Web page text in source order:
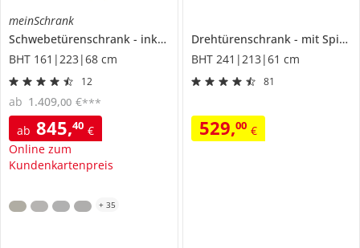
meinSchrank
Schwebetürenschrank
inklusive Zubehör
Regina
BHT 161|223|68 cm
12
ab 845,40 €
Online zum
Kundenkartenpreis
ab 1.409,00 €***
+ 35
Drehtürenschrank
mit Spiegeltüren
BHT 241|213|61 cm
81
529,00 €